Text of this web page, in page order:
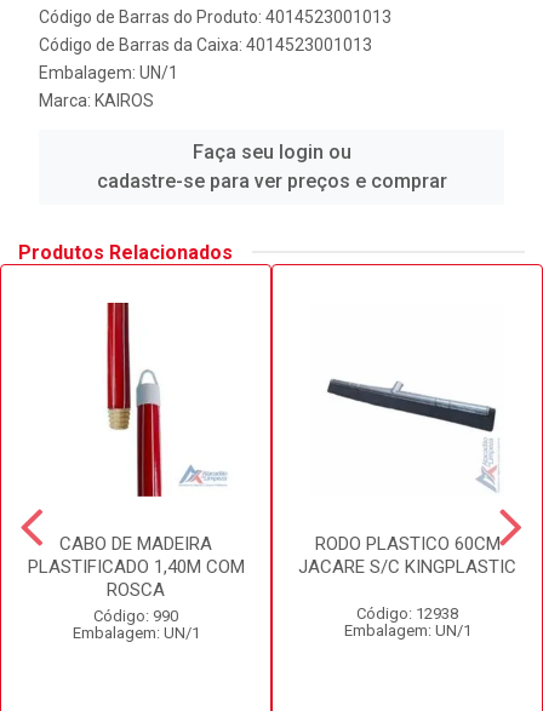
Código de Barras do Produto: 4014523001013
Código de Barras da Caixa: 4014523001013
Embalagem: UN/1
Marca: KAIROS
Faça seu login ou
cadastre-se para ver preços e comprar
Produtos Relacionados
CABO DE MADEIRA
PLASTIFICADO 1,40M COM
ROSCA
Código: 990
Embalagem: UN/1
RODO PLASTICO 60CM
JACARE S/C KINGPLASTIC
Código: 12938
Embalagem: UN/1